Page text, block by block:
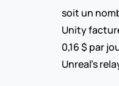
soit un
Unity
0,16 $ par
Unreal’s